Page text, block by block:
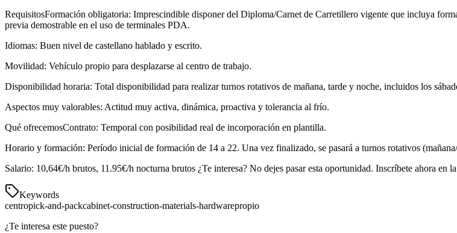
RequisitosFormación obligatoria: Imprescindible disponer del Diploma/Carnet de Carretillero vigente que incluya
previa demostrable en el uso de terminales PDA.
Idiomas: Buen nivel de castellano hablado y escrito.
Movilidad: Vehículo propio para desplazarse al centro de trabajo.
Disponibilidad horaria: Total disponibilidad para realizar turnos rotativos de mañana, tarde y noche, incluidos los
Aspectos muy valorables: Actitud muy activa, dinámica, proactiva y tolerancia al frío.
Qué ofrecemosContrato: Temporal con posibilidad real de incorporación en plantilla.
Horario y formación: Período inicial de formación de 14 a 22. Una vez finalizado, se pasará a turnos rotativos
Salario: 10,64€/h brutos, 11.95€/h nocturna brutos ¿Te interesa? No dejes pasar esta oportunidad. Inscríbete ahora en
Keywords
centropick-and-packcabinet-construction-materials-hardwarepropio
¿Te interesa este puesto?